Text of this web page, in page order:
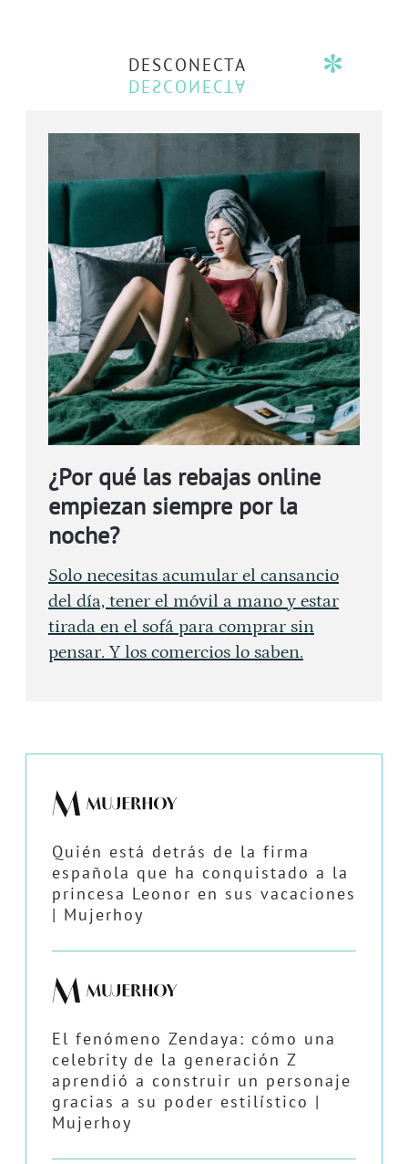
DESCONECTA
¿Por qué las rebajas online
empiezan siempre por la
noche?
Solo necesitas acumular el cansancio
del día, tener el móvil a mano y estar
tirada en el sofá para comprar sin
pensar. Y los comercios lo saben.
Quién está detrás de la firma
española que ha conquistado a la
princesa Leonor en sus vacaciones
| Mujerhoy
El fenómeno Zendaya: cómo una
celebrity de la generación Z
aprendió a construir un personaje
gracias a su poder estilístico |
Mujerhoy